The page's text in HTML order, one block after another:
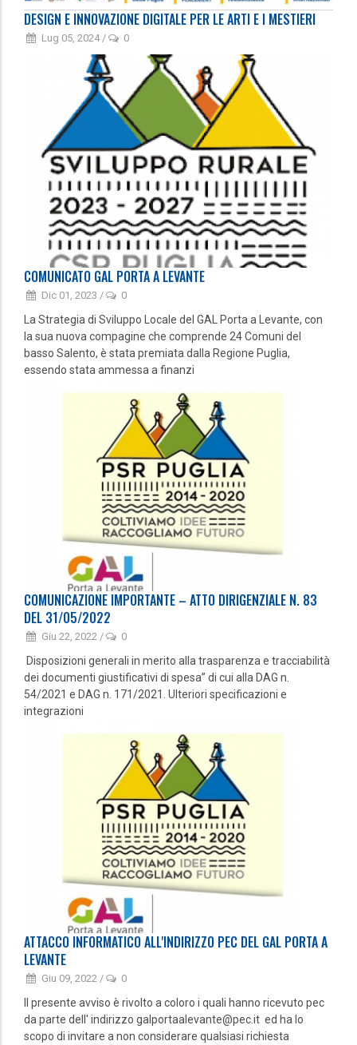
DESIGN E INNOVAZIONE DIGITALE PER LE ARTI E I MESTIERI
Lug 05, 2024 / 0
COMUNICATO GAL PORTA A LEVANTE
Dic 01, 2023 / 0
La Strategia di Sviluppo Locale del GAL Porta a Levante, con
la sua nuova compagine che comprende 24 Comuni del
basso Salento, è stata premiata dalla Regione Puglia,
essendo stata ammessa a finanzi
COMUNICAZIONE IMPORTANTE – ATTO DIRIGENZIALE N. 83
DEL 31/05/2022
Giu 22, 2022 / 0
Disposizioni generali in merito alla trasparenza e tracciabilità
dei documenti giustificativi di spesa” di cui alla DAG n.
54/2021 e DAG n. 171/2021. Ulteriori specificazioni e
integrazioni
ATTACCO INFORMATICO ALL'INDIRIZZO PEC DEL GAL PORTA A
LEVANTE
Giu 09, 2022 / 0
Il presente avviso è rivolto a coloro i quali hanno ricevuto pec
da parte dell' indirizzo galportaalevante@pec.it ed ha lo
scopo di invitare a non considerare qualsiasi richiesta